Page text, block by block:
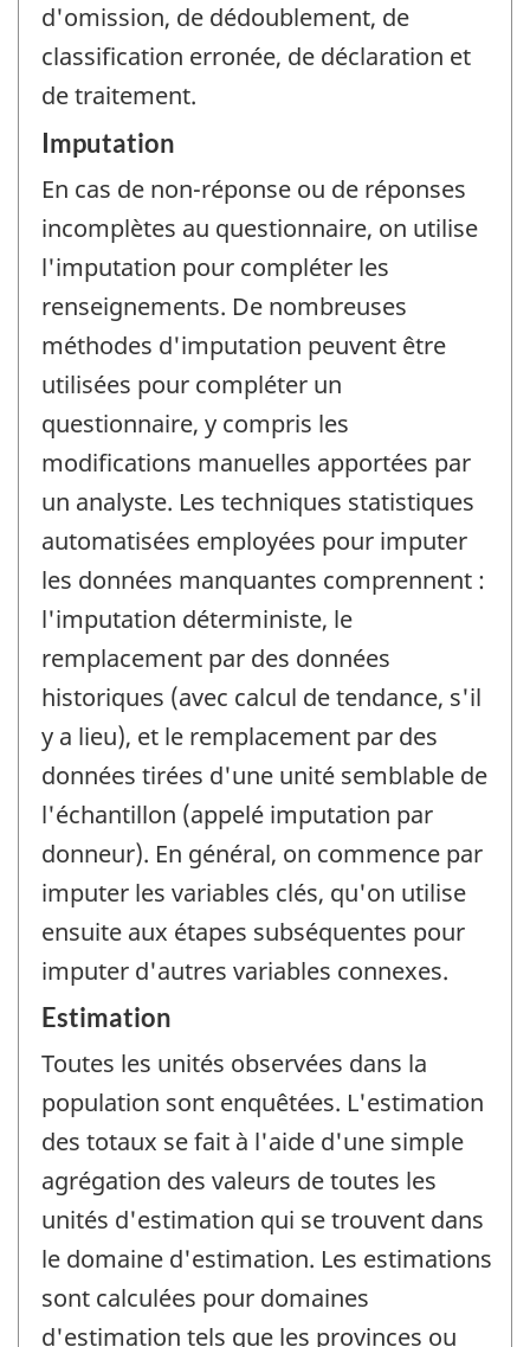
d'omission, de dédoublement, de
classification erronée, de déclaration et
de traitement.
Imputation
En cas de non-réponse ou de réponses
incomplètes au questionnaire, on utilise
l'imputation pour compléter les
renseignements. De nombreuses
méthodes d'imputation peuvent être
utilisées pour compléter un
questionnaire, y compris les
modifications manuelles apportées par
un analyste. Les techniques statistiques
automatisées employées pour imputer
les données manquantes comprennent :
l'imputation déterministe, le
remplacement par des données
historiques (avec calcul de tendance, s'il
y a lieu), et le remplacement par des
données tirées d'une unité semblable de
l'échantillon (appelé imputation par
donneur). En général, on commence par
imputer les variables clés, qu'on utilise
ensuite aux étapes subséquentes pour
imputer d'autres variables connexes.
Estimation
Toutes les unités observées dans la
population sont enquêtées. L'estimation
des totaux se fait à l'aide d'une simple
agrégation des valeurs de toutes les
unités d'estimation qui se trouvent dans
le domaine d'estimation. Les estimations
sont calculées pour domaines
d'estimation tels que les provinces ou